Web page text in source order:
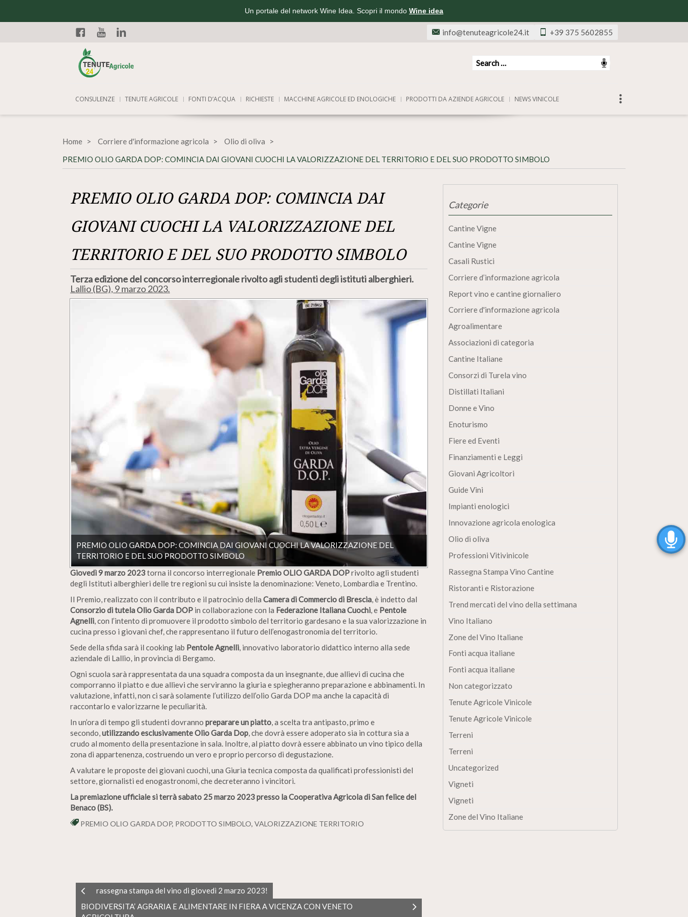
Un portale del network Wine Idea. Scopri il mondo Wine idea
Facebook
+39 375 5602855
info@tenuteagricole24.it
CONSULENZE TENUTE AGRICOLE FONTI D’ACQUA RICHIESTE MACCHINE AGRICOLE ED ENOLOGICHE PRODOTTI DA AZIENDE AGRICOLE NEWS VINICOLE
Home Corriere d'informazione agricola
Olio di oliva
PREMIO OLIO GARDA DOP: COMINCIA DAI GIOVANI CUOCHI LA VALORIZZAZIONE DEL TERRITORIO E DEL SUO PRODOTTO SIMBOLO
PREMIO OLIO GARDA DOP: COMINCIA DAI
GIOVANI CUOCHI LA VALORIZZAZIONE DEL
TERRITORIO E DEL SUO PRODOTTO SIMBOLO
Terza edizione del concorso interregionale rivolto agli studenti degli istituti alberghieri.
Lallio (BG), 9 marzo 2023.
PREMIO OLIO GARDA DOP: COMINCIA DAI GIOVANI CUOCHI LA VALORIZZAZIONE DEL
TERRITORIO E DEL SUO PRODOTTO SIMBOLO
Giovedì 9 marzo 2023torna il concorso interregionale Premio OLIO GARDA DOPrivolto agli studenti
degli Istituti alberghieri delle tre regioni su cui insiste la denominazione: Veneto, Lombardia e Trentino.
Il Premio, realizzato con il contributo e il patrocinio della Camera di Commercio di Brescia, è indetto dal
Consorzio di tutela Olio Garda DOP in collaborazione con la Federazione Italiana Cuochi, e Pentole
Agnelli, con l’intento di promuovere il prodotto simbolo del territorio gardesano e la sua valorizzazione in
cucina presso i giovani chef, che rappresentano il futuro dell’enogastronomia del territorio.
Sede della sfida sarà il cooking lab Pentole Agnelli, innovativo laboratorio didattico interno alla sede
aziendale di Lallio, in provincia di Bergamo.
Ogni scuola sarà rappresentata da una squadra composta da un insegnante, due allievi di cucina che
comporranno il piatto e due allievi che serviranno la giuria e spiegheranno preparazione e abbinamenti. In
valutazione, infatti, non ci sarà solamente l’utilizzo dell’olio Garda DOP ma anche la capacità di
raccontarlo e valorizzarne le peculiarità.
In un’ora di tempo gli studenti dovranno preparare un piatto, a scelta tra antipasto, primo e
secondo,utilizzando esclusivamente Olio Garda Dop, che dovrà essere adoperato sia in cottura sia a
crudo al momento della presentazione in sala. Inoltre, al piatto dovrà essere abbinato un vino tipico della
zona di appartenenza, costruendo un vero e proprio percorso di degustazione.
A valutare le proposte dei giovani cuochi, una Giuria tecnica composta da qualificati professionisti del
settore, giornalisti ed enogastronomi, che decreteranno i vincitori.
La premiazione ufficiale si terrà sabato 25 marzo 2023 presso la Cooperativa Agricola di San felice del
Benaco (BS).
PREMIO OLIO GARDA DOP, PRODOTTO SIMBOLO, VALORIZZAZIONE TERRITORIO
rassegna stampa del vino di giovedì 2 marzo 2023!
BIODIVERSITA’ AGRARIA E ALIMENTARE IN FIERA A VICENZA CON VENETO
Categorie
Cantine Vigne
Cantine Vigne
Casali Rustici
Corriere d’informazione agricola
Report vino e cantine giornaliero
Corriere d'informazione agricola
Agroalimentare
Associazioni di categoria
Cantine Italiane
Consorzi di Turela vino
Distillati Italiani
Donne e Vino
Enoturismo
Fiere ed Eventi
Finanziamenti e Leggi
Giovani Agricoltori
Guide Vini
Impianti enologici
Innovazione agricola enologica
Olio di oliva
Professioni Vitivinicole
Rassegna Stampa Vino Cantine
Ristoranti e Ristorazione
Trend mercati del vino della settimana
Vino Italiano
Zone del Vino Italiane
Fonti acqua italiane
Fonti acqua italiane
Non categorizzato
Tenute Agricole Vinicole
Tenute Agricole Vinicole
Terreni
Terreni
Uncategorized
Vigneti
Vigneti
Zone del Vino Italiane